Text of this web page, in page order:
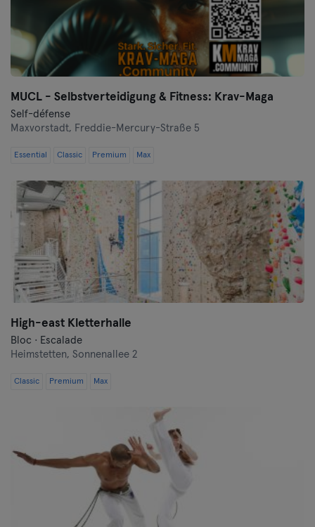
MUCL - Selbstverteidigung & Fitness: Krav-Maga
Self-défense
Maxvorstadt, Freddie-Mercury-Straße 5
Essential Classic Premium Max
High-east Kletterhalle
Bloc · Escalade
Heimstetten, Sonnenallee 2
Classic Premium Max